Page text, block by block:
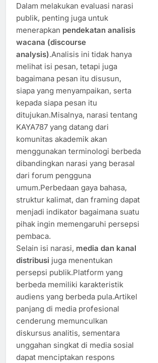
Dalam melakukan evaluasi narasi
publik, penting juga untuk
menerapkan pendekatan analisis
wacana (discourse
analysis).Analisis ini tidak hanya
melihat isi pesan, tetapi juga
bagaimana pesan itu disusun,
siapa yang menyampaikan, serta
kepada siapa pesan itu
ditujukan.Misalnya, narasi tentang
KAYA787 yang datang dari
komunitas akademik akan
menggunakan terminologi berbeda
dibandingkan narasi yang berasal
dari forum pengguna
umum.Perbedaan gaya bahasa,
struktur kalimat, dan framing dapat
menjadi indikator bagaimana suatu
pihak ingin memengaruhi persepsi
pembaca.
Selain isi narasi, media dan kanal
distribusi juga menentukan
persepsi publik.Platform yang
berbeda memiliki karakteristik
audiens yang berbeda pula.Artikel
panjang di media profesional
cenderung memunculkan
diskursus analitis, sementara
unggahan singkat di media sosial
dapat menciptakan respons